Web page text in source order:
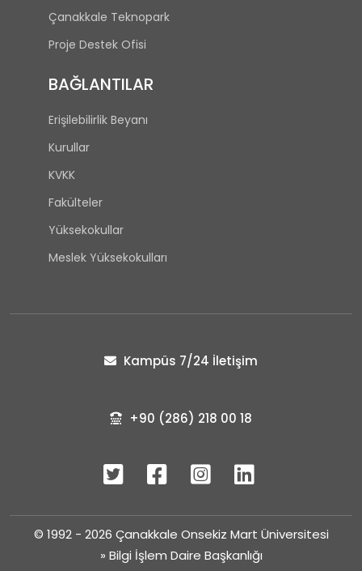
Çanakkale Teknopark
Proje Destek Ofisi
BAĞLANTILAR
Erişilebilirlik Beyanı
Kurullar
KVKK
Fakülteler
Yüksekokullar
Meslek Yüksekokulları
Kampüs 7/24 İletişim
+90 (286) 218 00 18
© 1992 - 2026 Çanakkale Onsekiz Mart Üniversitesi
» Bilgi İşlem Daire Başkanlığı